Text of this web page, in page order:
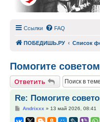
Ссылки FAQ
ПОБЕДИШЬ.РУ Список
Помогите
Ответить
Re: Помогите
Сообщение
Andrixxx » 13 май 2026, 08:41